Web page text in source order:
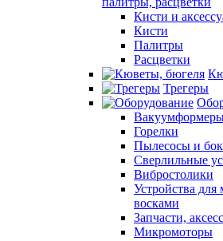
Кисти и
Кисти
Палитры
Расцветки
Трегеры
Горелки
Пылесосы и
Сверлильные
Вибростолики
Устройства
восками
Запчасти,
Микромоторы